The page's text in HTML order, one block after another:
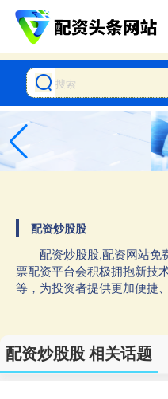
配资炒股股
配资炒股股,配资网站
票配资平台会积极拥抱新技
等，为投资者提供更加便捷
配资炒股股 相关话题